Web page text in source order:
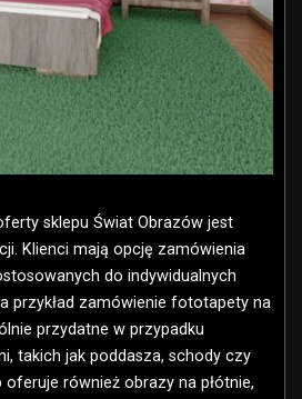
sklepu Świat Obrazów jest
Klienci mają opcję zamówienia
do indywidualnych
przykład zamówienie fototapety na
przydatne w przypadku
takich jak poddasza, schody czy
oferuje również obrazy na płótnie,